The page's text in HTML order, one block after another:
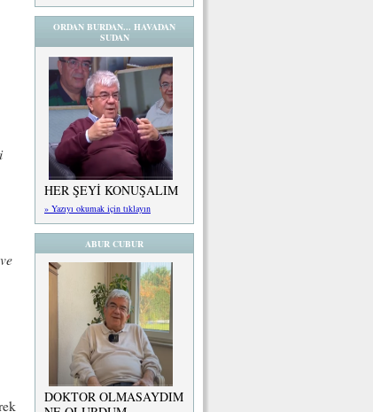
ORDAN BURDAN... HAVADAN
SUDAN
HER ŞEYİ KONUŞALIM
» Yazıyı okumak için tıklayın
ABUR CUBUR
DOKTOR OLMASAYDIM